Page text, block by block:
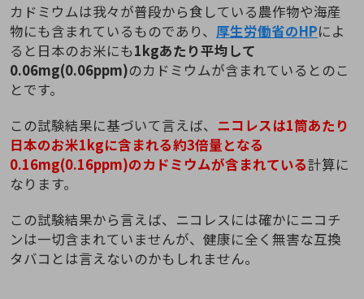
カドミウムは我々が普段から食している農作物や海産
物にも含まれているものであり、 厚生労働省のHPによ
ると日本のお米にも1kgあたり平均して
0.06mg(0.06ppm)のカドミウムが含まれているとのこ
とです。
この試験結果に基づいて言えば、 ニコレスは1筒あたり
日本のお米1kgに含まれる約3倍量となる
0.16mg(0.16ppm)のカドミウムが含まれている計算に
なります。
この試験結果から言えば、ニコレスには確かにニコチ
ンは一切含まれていませんが、健康に全く無害な互換
タバコとは言えないのかもしれません。